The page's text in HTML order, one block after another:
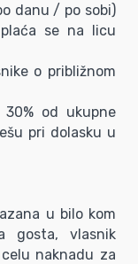
danu / po sobi)
se na licu
o približnom
30% od ukupne
pri dolasku u
u bilo kom
gosta, vlasnik
naknadu za